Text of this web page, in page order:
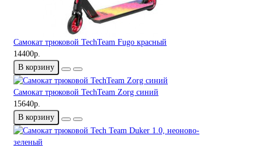
Самокат трюковой TechTeam Fugo красный
14400р.
В корзину
Самокат трюковой TechTeam Zorg синий
15640р.
В корзину